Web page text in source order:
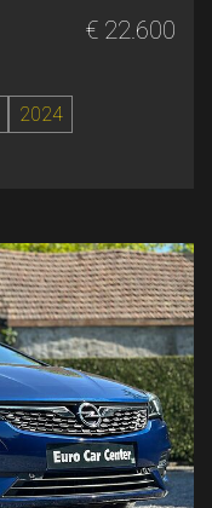
€ 22.600
2024